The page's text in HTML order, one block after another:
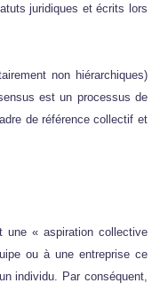
juridiques et écrits lors
non hiérarchiques)
est un processus de
de référence collectif et
une « aspiration collective
ou à une entreprise ce
individu. Par conséquent,